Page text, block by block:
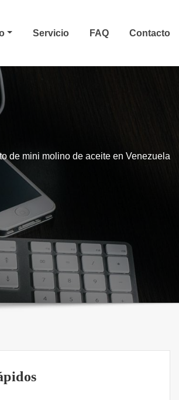
Servicio FAQ Contacto
de mini molino de aceite en Venezuela